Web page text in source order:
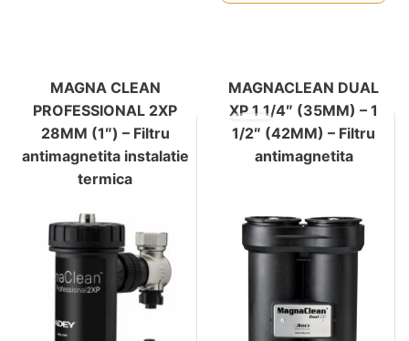
MAGNA CLEAN
PROFESSIONAL 2XP
28MM (1″) – Filtru
antimagnetita instalatie
termica
MAGNACLEAN DUAL
XP 1 1/4″ (35MM) – 1
1/2″ (42MM) – Filtru
antimagnetita